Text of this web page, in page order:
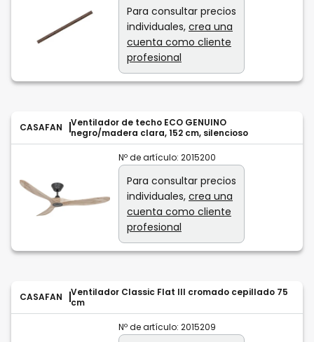
Para consultar precios
individuales, crea una
cuenta como cliente
profesional
CASAFAN
Ventilador de techo ECO GENUINO
negro/madera clara, 152 cm, silencioso
Nº de artículo: 2015200
Para consultar precios
individuales, crea una
cuenta como cliente
profesional
CASAFAN
Ventilador Classic Flat III cromado cepillado 75
cm
Nº de artículo: 2015209